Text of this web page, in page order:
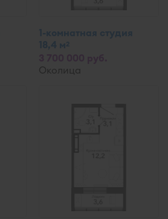
1-комнатная студия
18,4 м2
Околица